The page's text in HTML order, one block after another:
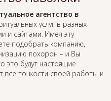
агентство в
услуг в разных
и сайтами. Имея эту
подобрать компанию,
похорон – и Вы
это будут настоящие
тонкости своей работы и